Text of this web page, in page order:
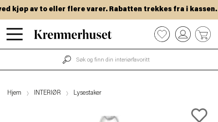
Hopp
til
kjøp av to eller flere varer. Rabatten trekkes fra i kassen.
0
Hjem INTERIØR Lysestaker